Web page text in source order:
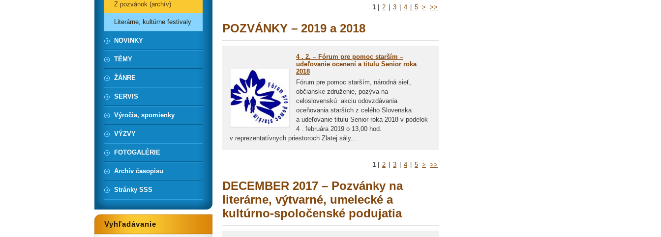
1 2 3 4 5 > >>
POZVÁNKY – 2019 a 2018
4 . 2. – Fórum pre pomoc starším –
udeľovanie ocenení a titulu Senior roka
2018
Fórum pre pomoc starším, národná sieť,
občianske združenie, pozýva na
celoslovenskú akciu odovzdávania
oceňovania starších z celého Slovenska
a udeľovanie titulu Senior roka 2018 v podelok
4 . februára 2019 o 13,00 hod.
v reprezentatívnych priestoroch Zlatej sály...
1 2 3 4 5 > >>
DECEMBER 2017 – Pozvánky na
literárne, výtvarné, umelecké a
kultúrno-spoločenské podujatia
Z pozvánok (archív)
Literárne, kultúrne festivaly
NOVINKY
TÉMY
ŽÁNRE
SERVIS
Výročia, spomienky
VÝZVY
FOTOGALÉRIE
Archív časopisu
Stránky SSS
Vyhľadávanie